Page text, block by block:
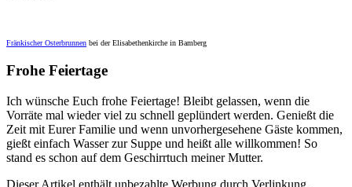
Fränkischer Osterbrunnen bei der Elisabethenkirche in Bamberg
Frohe Feiertage
Ich wünsche Euch frohe Feiertage! Bleibt gelassen, wenn die
Vorräte mal wieder viel zu schnell geplündert werden. Genießt die
Zeit mit Eurer Familie und wenn unvorhergesehene Gäste kommen,
gießt einfach Wasser zur Suppe und heißt alle willkommen! So
stand es schon auf dem Geschirrtuch meiner Mutter.
Dieser Artikel enthält unbezahlte Werbung durch Verlinkung.